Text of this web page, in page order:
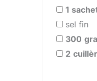
1
sel fin
300
2